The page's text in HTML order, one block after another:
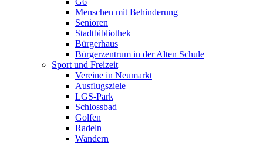
Menschen mit Behinderung
Senioren
Stadtbibliothek
Bürgerhaus
Bürgerzentrum in der Alten Schule
Sport und Freizeit
Vereine in Neumarkt
Ausflugsziele
LGS-Park
Schlossbad
Golfen
Radeln
Wandern